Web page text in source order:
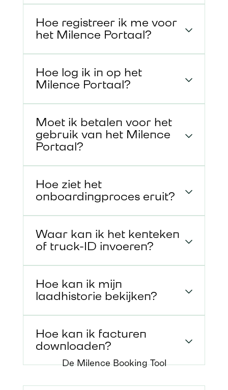
Hoe registreer ik me voor
het Milence Portaal?
Hoe log ik in op het
Milence Portaal?
Moet ik betalen voor het
gebruik van het Milence
Portaal?
Hoe ziet het
onboardingproces eruit?
Waar kan ik het kenteken
of truck-ID invoeren?
Hoe kan ik mijn
laadhistorie bekijken?
Hoe kan ik facturen
downloaden?
De Milence Booking Tool